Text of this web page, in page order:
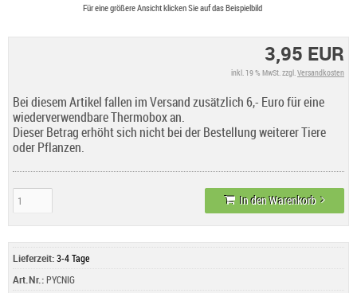
Für eine größere Ansicht klicken Sie auf das Beispielbild
3,95 EUR
inkl. 19 % MwSt. zzgl.Versandkosten
Bei diesem Artikel fallen im Versand zusätzlich 6,- Euro für eine
wiederverwendbare Thermobox an.
Dieser Betrag erhöht sich nicht bei der Bestellung weiterer Tiere
oder Pflanzen.
In den Warenkorb
Lieferzeit:3-4 Tage
Art.Nr.:PYCNIG